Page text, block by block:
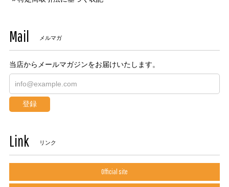
Mail メルマガ
当店からメールマガジンをお届けいたします。
登録
Link リンク
Official site